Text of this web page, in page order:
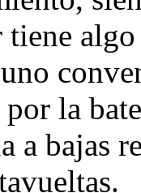
la
a bajas